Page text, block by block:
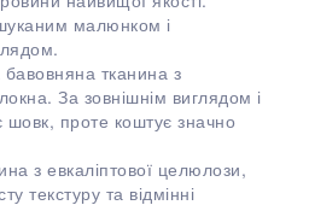
малюнком і
тканина з
За зовнішнім виглядом і
шовк, проте коштує значно
з евкаліптової целюлози,
текстуру та відмінні